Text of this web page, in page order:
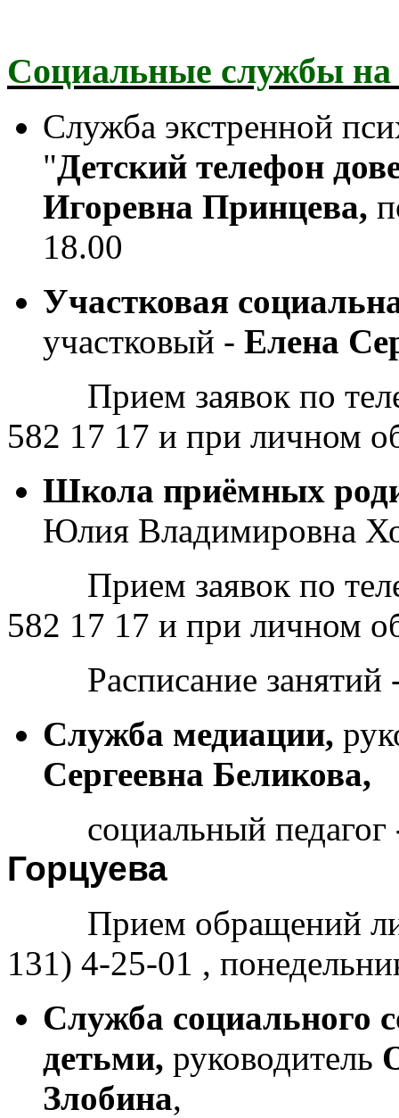
Социальные службы на
Служба экстренной
"Детский телефон
Игоревна Принцева,
18.00
Участковая
участковый - Елена
Прием заявок по
582 17 17 и при личном
Школа приёмных
Юлия Владимировна
Прием заявок по
582 17 17 и при личном
Расписание занятий -
Служба медиации,
Сергеевна Беликова,
социальный педагог
Горцуева
Прием обращений
131) 4-25-01 ,
Служба социального
детьми, руководитель
Злобина,